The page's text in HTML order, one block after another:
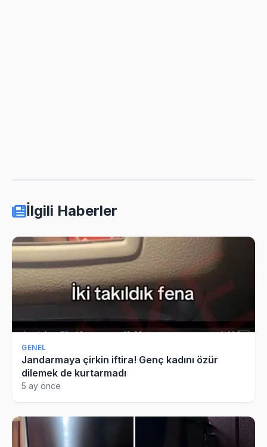
İlgili Haberler
GENEL
Jandarmaya çirkin iftira! Genç kadını özür
dilemek de kurtarmadı
5 ay önce